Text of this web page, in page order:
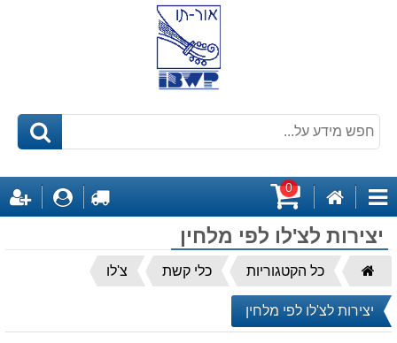
קטגוריותהבית
עגלת
קניות
0 לקופה
יצירות לצ'לו לפי מלחין
דף
הבית
כל הקטגוריות כלי קשת צ'לו
יצירות לצ'לו לפי מלחין